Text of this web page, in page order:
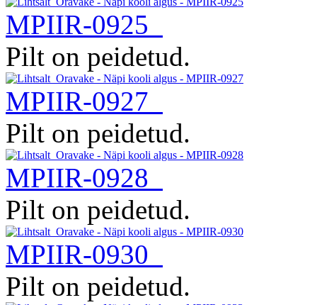
MPIIR-0925
Pilt on peidetud.
MPIIR-0927
Pilt on peidetud.
MPIIR-0928
Pilt on peidetud.
MPIIR-0930
Pilt on peidetud.